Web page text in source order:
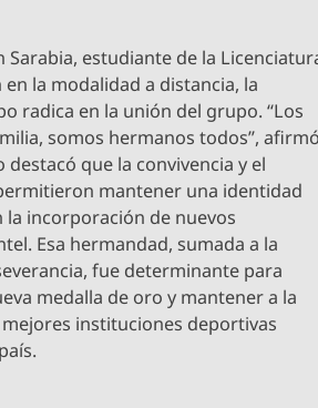
Sarabia, estudiante de la
la modalidad a distancia, la
radica en la unión del grupo. “Los
somos hermanos todos”,
destacó que la convivencia y el
mantener una identidad
la incorporación de nuevos
Esa hermandad, sumada a la
fue determinante para
medalla de oro y mantener a la
instituciones deportivas